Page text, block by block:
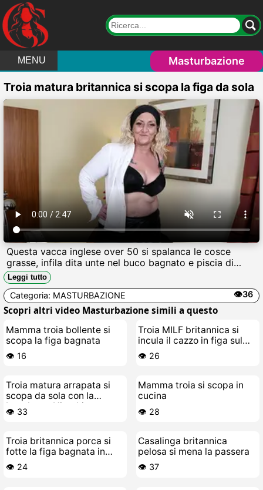
MENU Masturbazione
Troia matura britannica si scopa la figa da sola
Questa vacca inglese over 50 si spalanca le cosce
grasse, infila dita unte nel buco bagnato e piscia di
godimento mentre si strizza le tette flaccide, gemendo
come una puttana in calore che implora cazzi grossi.
Leggi tutto
Categoria: MASTURBAZIONE 👁️36
Scopri altri video Masturbazione simili a questo
Mamma troia bollente si
scopa la figa bagnata
👁️ 16
Troia MILF britannica si
incula il cazzo in figa sul
letto
👁️ 26
Troia matura arrapata si
scopa da sola con la
bacchetta Hitachi
👁️ 33
Mamma troia si scopa in
cucina
👁️ 28
Troia britannica porca si
fotte la figa bagnata in
cucina
👁️ 24
Casalinga britannica
pelosa si mena la passera
👁️ 37